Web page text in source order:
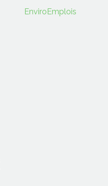
EnviroEmplois